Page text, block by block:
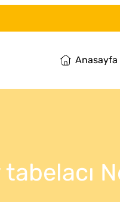
Anasayfa